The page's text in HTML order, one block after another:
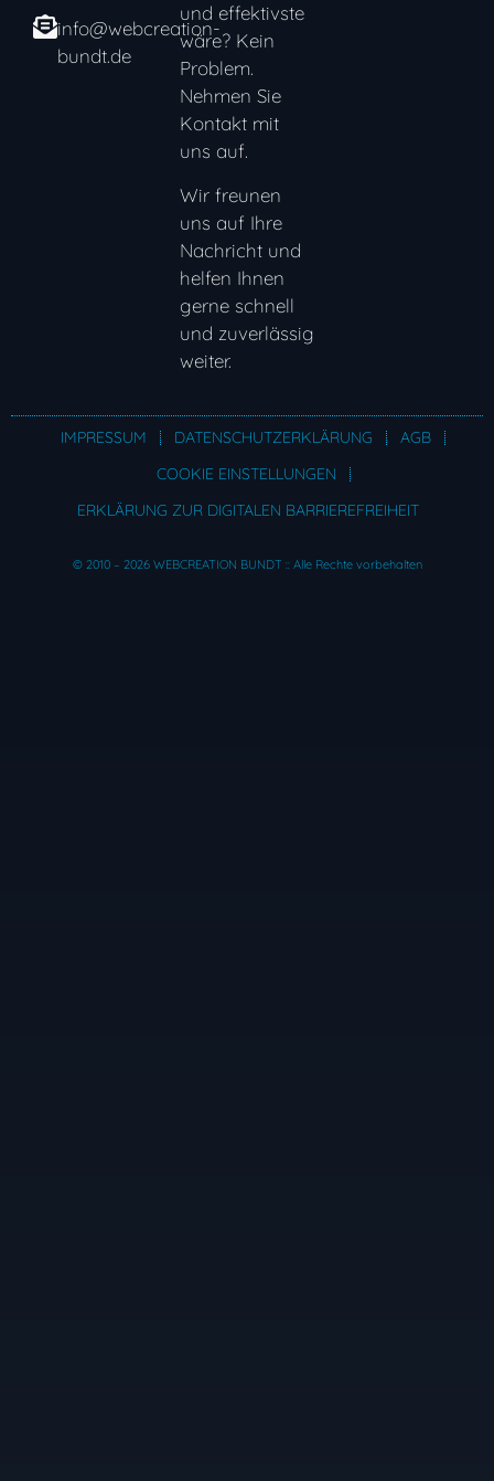
info@webcreation-
bundt.de
und effektivste
wäre? Kein
Problem.
Nehmen Sie
Kontakt mit
uns auf.
Wir freunen
uns auf Ihre
Nachricht und
helfen Ihnen
gerne schnell
und zuverlässig
weiter.
IMPRESSUM DATENSCHUTZERKLÄRUNG
AGB
COOKIE EINSTELLUNGEN
ERKLÄRUNG ZUR DIGITALEN BARRIEREFREIHEIT
© 2010 – 2026 WEBCREATION BUNDT :: Alle Rechte vorbehalten